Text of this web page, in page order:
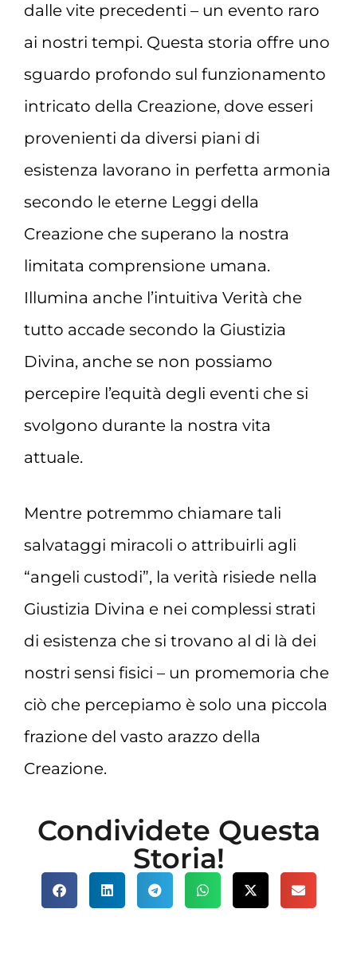
dalle vite precedenti – un evento raro
ai nostri tempi. Questa storia offre uno
sguardo profondo sul funzionamento
intricato della Creazione, dove esseri
provenienti da diversi piani di
esistenza lavorano in perfetta armonia
secondo le eterne Leggi della
Creazione che superano la nostra
limitata comprensione umana.
Illumina anche l’intuitiva Verità che
tutto accade secondo la Giustizia
Divina, anche se non possiamo
percepire l’equità degli eventi che si
svolgono durante la nostra vita
attuale.
Mentre potremmo chiamare tali
salvataggi miracoli o attribuirli agli
“angeli custodi”, la verità risiede nella
Giustizia Divina e nei complessi strati
di esistenza che si trovano al di là dei
nostri sensi fisici – un promemoria che
ciò che percepiamo è solo una piccola
frazione del vasto arazzo della
Creazione.
Condividete Questa
Storia!